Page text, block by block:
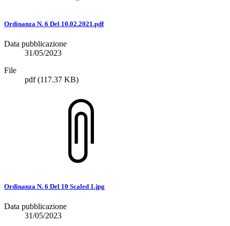
Ordinanza N. 6 Del 10.02.2021.pdf
Data pubblicazione
31/05/2023
File
pdf(117.37 KB)
Ordinanza N. 6 Del 10 Scaled 1.jpg
Data pubblicazione
31/05/2023